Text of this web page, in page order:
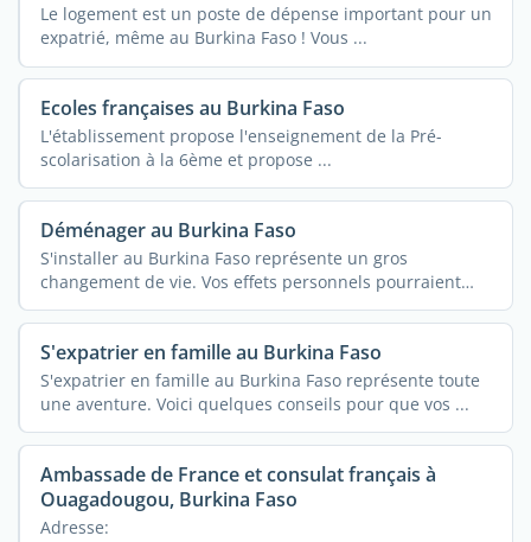
Le logement est un poste de dépense important pour un
expatrié, même au Burkina Faso ! Vous ...
Ecoles françaises au Burkina Faso
L'établissement propose l'enseignement de la Pré-
scolarisation à la 6ème et propose ...
Déménager au Burkina Faso
S'installer au Burkina Faso représente un gros
changement de vie. Vos effets personnels pourraient
vous ...
S'expatrier en famille au Burkina Faso
S'expatrier en famille au Burkina Faso représente toute
une aventure. Voici quelques conseils pour que vos ...
Ambassade de France et consulat français à
Ouagadougou, Burkina Faso
Adresse: